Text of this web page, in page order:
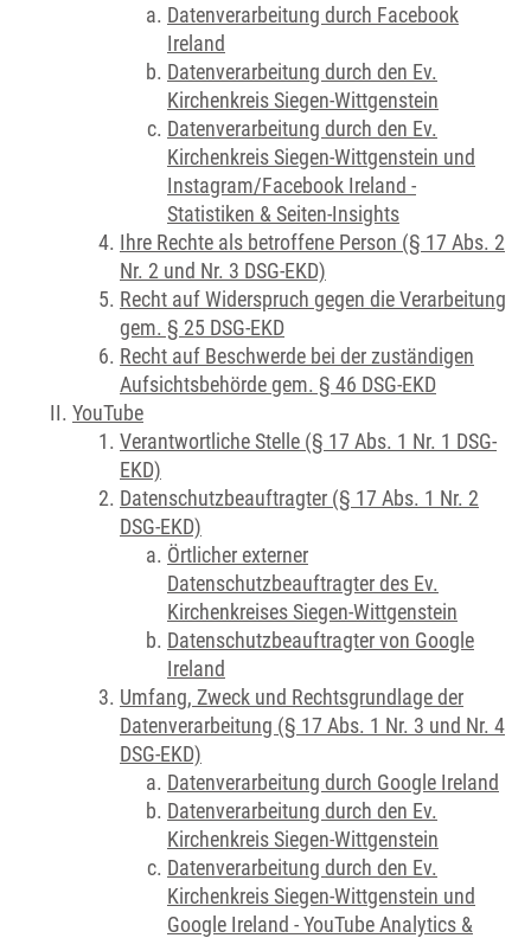
Datenverarbeitung durch Facebook
Ireland
Datenverarbeitung durch den Ev.
Kirchenkreis Siegen-Wittgenstein
Datenverarbeitung durch den Ev.
Kirchenkreis Siegen-Wittgenstein und
Instagram/Facebook Ireland -
Statistiken & Seiten-Insights
Ihre Rechte als betroffene Person (§ 17 Abs. 2
Nr. 2 und Nr. 3 DSG-EKD)
Recht auf Widerspruch gegen die Verarbeitung
gem. § 25 DSG-EKD
Recht auf Beschwerde bei der zuständigen
Aufsichtsbehörde gem. § 46 DSG-EKD
YouTube
Verantwortliche Stelle (§ 17 Abs. 1 Nr. 1 DSG-
EKD)
Datenschutzbeauftragter (§ 17 Abs. 1 Nr. 2
DSG-EKD)
Örtlicher externer
Datenschutzbeauftragter des Ev.
Kirchenkreises Siegen-Wittgenstein
Datenschutzbeauftragter von Google
Ireland
Umfang, Zweck und Rechtsgrundlage der
Datenverarbeitung (§ 17 Abs. 1 Nr. 3 und Nr. 4
DSG-EKD)
Datenverarbeitung durch Google Ireland
Datenverarbeitung durch den Ev.
Kirchenkreis Siegen-Wittgenstein
Datenverarbeitung durch den Ev.
Kirchenkreis Siegen-Wittgenstein und
Google Ireland - YouTube Analytics &